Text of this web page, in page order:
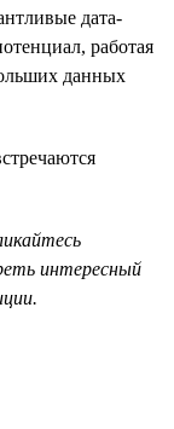
дата-
работая
данных
интересный